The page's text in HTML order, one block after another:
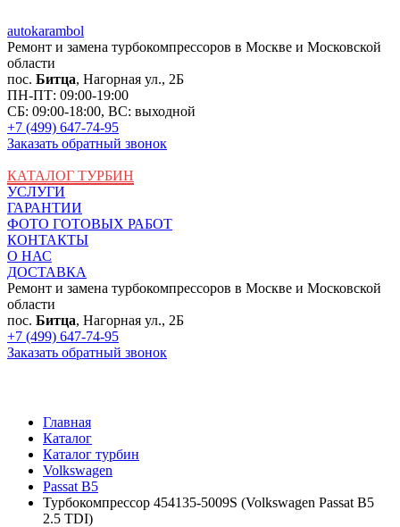
autokarambol
Ремонт и замена турбокомпрессоров в Москве и Московской
области
пос. Битца, Нагорная ул., 2Б
ПН-ПТ: 09:00-19:00
СБ: 09:00-18:00, ВС: выходной
+7 (499) 647-74-95
Заказать обратный звонок
КАТАЛОГ ТУРБИН
УСЛУГИ
ГАРАНТИИ
ФОТО ГОТОВЫХ РАБОТ
КОНТАКТЫ
О НАС
ДОСТАВКА
Ремонт и замена турбокомпрессоров в Москве и Московской
области
пос. Битца, Нагорная ул., 2Б
+7 (499) 647-74-95
Заказать обратный звонок
Главная
Каталог
Каталог турбин
Volkswagen
Passat B5
Турбокомпрессор 454135-5009S (Volkswagen Passat B5
2.5 TDI)